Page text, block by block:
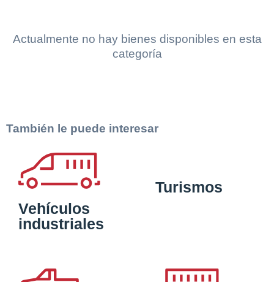
Actualmente no hay bienes disponibles en esta
categoría
También le puede interesar
Vehículos
industriales
Turismos